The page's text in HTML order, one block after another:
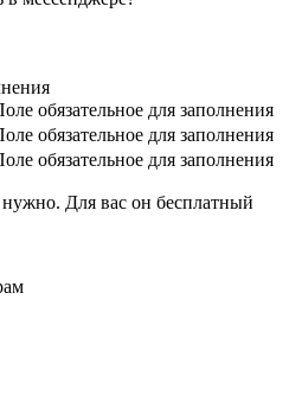
обязательное для заполнения
обязательное для заполнения
обязательное для заполнения
Для вас он бесплатный